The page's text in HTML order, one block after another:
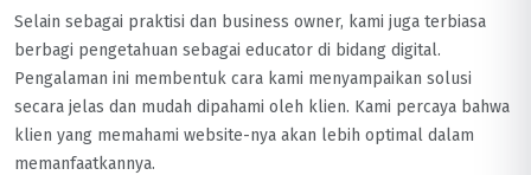
Selain sebagai praktisi dan business owner, kami juga terbiasa
berbagi pengetahuan sebagai educator di bidang digital.
Pengalaman ini membentuk cara kami menyampaikan solusi
secara jelas dan mudah dipahami oleh klien. Kami percaya bahwa
klien yang memahami website-nya akan lebih optimal dalam
memanfaatkannya.